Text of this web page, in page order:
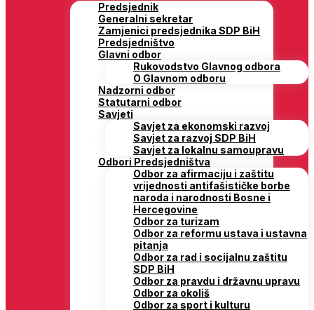
Predsjednik
Generalni sekretar
Zamjenici predsjednika SDP BiH
Predsjedništvo
Glavni odbor
Rukovodstvo Glavnog odbora
O Glavnom odboru
Nadzorni odbor
Statutarni odbor
Savjeti
Savjet za ekonomski razvoj
Savjet za razvoj SDP BiH
Savjet za lokalnu samoupravu
Odbori Predsjedništva
Odbor za afirmaciju i zaštitu
vrijednosti antifašističke borbe
naroda i narodnosti Bosne i
Hercegovine
Odbor za turizam
Odbor za reformu ustava i ustavna
pitanja
Odbor za rad i socijalnu zaštitu
SDP BiH
Odbor za pravdu i državnu upravu
Odbor za okoliš
Odbor za sport i kulturu